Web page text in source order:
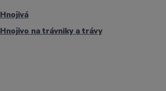
Hnojivá
Hnojivo na trávniky a trávy